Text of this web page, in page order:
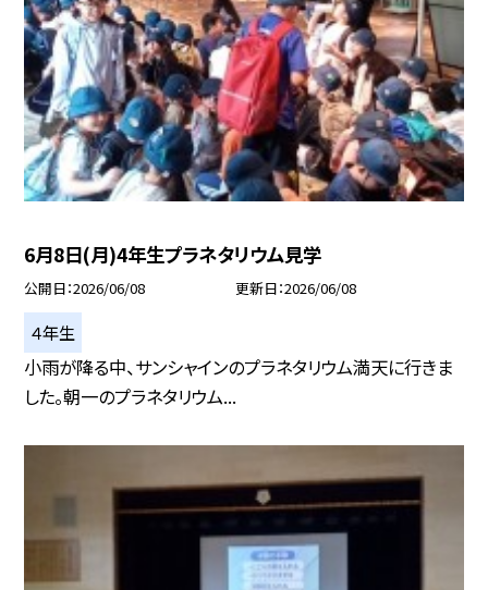
6月8日(月)4年生プラネタリウム見学
公開日 2026/06/08 更新日 2026/06/08
４年生
小雨が降る中、サンシャインのプラネタリウム満天に行きま
した。朝一のプラネタリウム...